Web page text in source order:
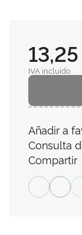
IVA incluido
Añadir a
Consulta
Compartir